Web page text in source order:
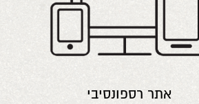
אתר רספונסיבי